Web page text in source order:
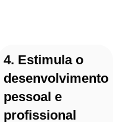
4. Estimula o
desenvolvimento
pessoal e
profissional